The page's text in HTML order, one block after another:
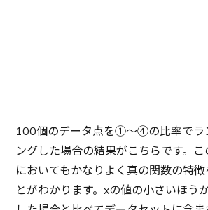
100個のデータ点を①～④の比率でラ
ングした場合の結果がこちらです。
においてもかなりよく真の関数の特
とがわかります。xの値の小さいほう